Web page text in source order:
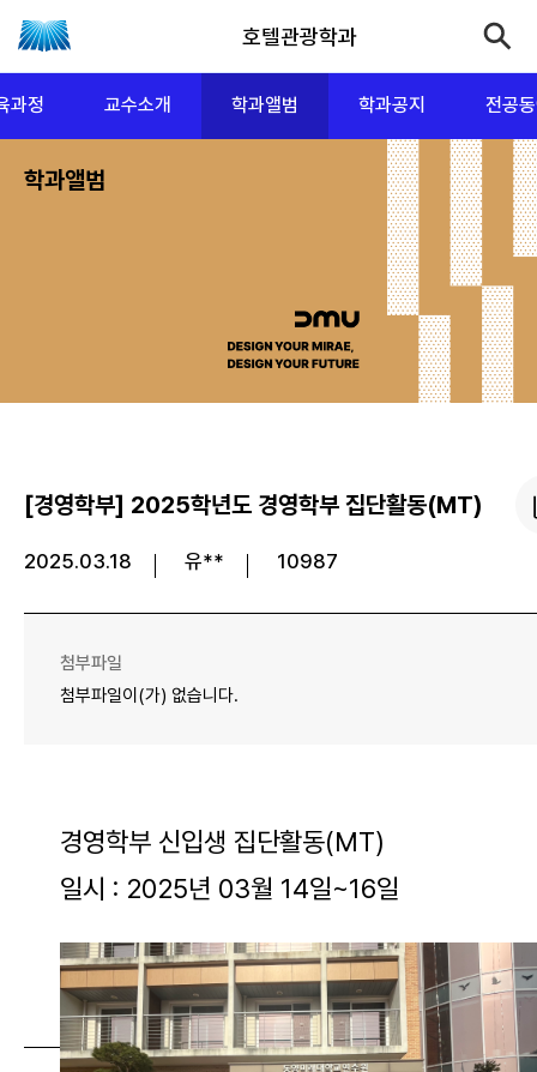
호텔관광학과
과정 교수소개 학과앨범 학과공지 전공
학과앨범
[경영학부] 2025학년도 경영학부 집단활동(MT)
2025.03.18 유** 10987
첨부파일
첨부파일이(가) 없습니다.
경영학부 신입생 집단활동(MT)
일시 : 2025년 03월 14일~16일